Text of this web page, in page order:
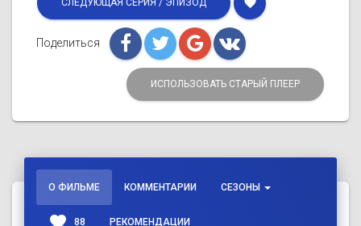
СЛЕДУЮЩАЯ СЕРИЯ / ЭПИЗОД
Поделиться
ИСПОЛЬЗОВАТЬ СТАРЫЙ ПЛЕЕР
О ФИЛЬМЕ КОММЕНТАРИИ СЕЗОНЫ
88 РЕКОМЕНДАЦИИ